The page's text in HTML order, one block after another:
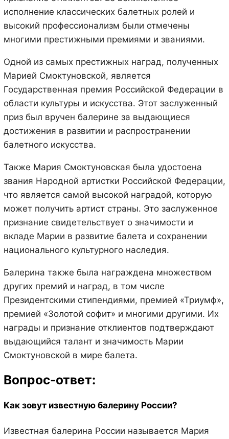
исполнение классических балетных ролей и
высокий профессионализм были отмечены
многими престижными премиями и званиями.
Одной из самых престижных наград, полученных
Марией Смоктуновской, является
Государственная премия Российской Федерации в
области культуры и искусства. Этот заслуженный
приз был вручен балерине за выдающиеся
достижения в развитии и распространении
балетного искусства.
Также Мария Смоктуновская была удостоена
звания Народной артистки Российской Федерации,
что является самой высокой наградой, которую
может получить артист страны. Это заслуженное
признание свидетельствует о значимости и
вкладе Марии в развитие балета и сохранении
национального культурного наследия.
Балерина также была награждена множеством
других премий и наград, в том числе
Президентскими стипендиями, премией «Триумф»,
премией «Золотой софит» и многими другими. Их
награды и признание отклиентов подтверждают
выдающийся талант и значимость Марии
Смоктуновской в мире балета.
Вопрос-ответ:
Как зовут известную балерину России?
Известная балерина России называется Мария